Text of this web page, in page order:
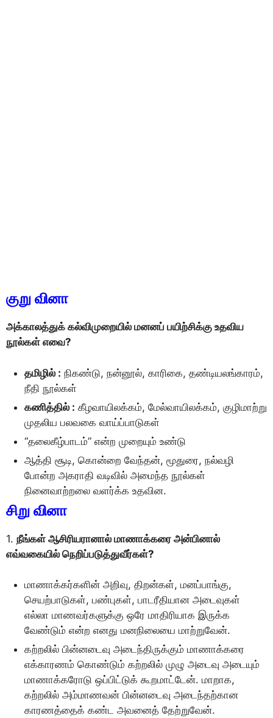
குறு வினா
அக்காலத்துக் கல்விமுறையில் மனனப் பயிற்சிக்கு உதவிய
நூல்கள் எவை?
தமிழில் : நிகண்டு, நன்னூல், காரிகை, தண்டியலங்காரம்,
நீதி நூல்கள்
கணித்தில் : கீழவாயிலக்கம், மேல்வாயிலக்கம், குழிமாற்று
முதலிய பலவகை வாய்ப்பாடுகள்
“தலைகீழ்பாடம்” என்ற முறையும் உண்டு
ஆத்தி சூடி, கொன்றை வேந்தன், மூதுரை, நல்வழி
போன்ற அகராதி வடிவில் அமைந்த நூல்கள்
நினைவாற்றலை வளர்க்க உதவின.
சிறு வினா
1. நீங்கள் ஆசிரியரானால் மாணாக்கரை அன்பினால்
எவ்வகையில் நெறிப்படுத்துவீர்கள்?
மாணாக்கர்களின் அறிவு, திறன்கள், மனப்பாங்கு,
செயற்பாடுகள், பண்புகள், பாடரீதியான அடைவுகள்
எல்லா மாணவர்களுக்கு ஒரே மாதிரியாக இருக்க
வேண்டும் என்ற எனது மனநிலையை மாற்றுவேன்.
கற்றலில் பின்னடைவு அடைந்திருக்கும் மாணாக்கரை
எக்காரணம் கொண்டும் கற்றலில் முழு அடைவு அடையும்
மாணாக்கரோடு ஒப்பிட்டுக் கூறமாட்டேன். மாறாக,
கற்றலில் அம்மாணவன் பின்னடைவு அடைந்தற்கான
காரணத்தைக் கண்ட அவனைத் தேற்றுவேன்.